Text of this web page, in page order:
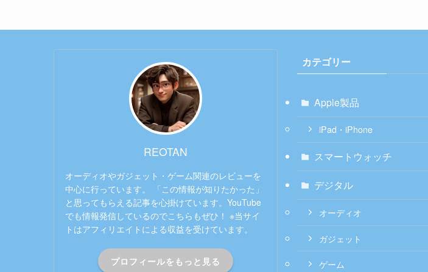
REOTAN
オーディオやガジェット・ゲーム関連のレビューを
中心に行っています。 「この情報が知りたかった」
と思ってもらえる記事を心掛けています。YouTube
でも情報発信しているのでこちらもぜひ！ ※当サイ
トはアフィリエイトによる収益を受けています。
プロフィールをもっと見る
カテゴリー
Apple製品
iPad・iPhone
スマートウォッチ
デジタル
オーディオ
ガジェット
ゲーム